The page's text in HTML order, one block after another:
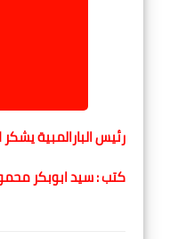
رئيس البارالمبية
كتب : سيد ابوبكر